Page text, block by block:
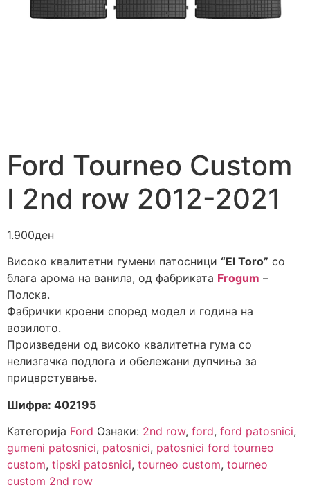
Ford Tourneo Custom
I 2nd row 2012-2021
1.900ден
Високо квалитетни гумени патосници “El Toro” со
блага арома на ванила, од фабриката Frogum –
Полска.
Фабрички кроени според модел и година на
возилото.
Произведени од високо квалитетна гума со
нелизгачка подлога и обележани дупчиња за
прицврстување.
Шифра: 402195
Категорија Ford Ознаки: 2nd row, ford, ford patosnici,
gumeni patosnici, patosnici, patosnici ford tourneo
custom, tipski patosnici, tourneo custom, tourneo
custom 2nd row